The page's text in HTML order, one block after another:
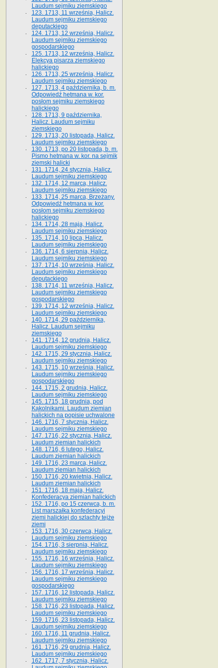
Laudum sejmiku ziemskiego
123. 1713, 11 września, Halicz.
Laudum sejmiku ziemskiego
deputackiego
124. 1713, 12 września, Halicz.
Laudum sejmiku ziemskiego
gospodarskiego
125. 1713, 12 września, Halicz.
Elekcya pisarza ziemskiego
halickiego
126. 1713, 25 września, Halicz.
Laudum sejmiku ziemskiego
127. 1713, 4 października, b. m.
Odpowiedź hetmana w. kor.
posłom sejmiku ziemskiego
halickiego
128. 1713, 9 października,
Halicz. Laudum sejmiku
ziemskiego
129. 1713, 20 listopada, Halicz.
Laudum sejmiku ziemskiego
130. 1713, po 20 listopada, b. m.
Pismo hetmana w. kor. na sejmik
ziemski halicki
131. 1714, 24 stycznia, Halicz.
Laudum sejmiku ziemskiego
132. 1714, 12 marca, Halicz.
Laudum sejmiku ziemskiego
133. 1714, 25 marca, Brzeżany.
Odpowiedź hetmana w. kor.
posłom sejmiku ziemskiego
halickiego
134. 1714, 28 maja, Halicz.
Laudum sejmiku ziemskiego
135. 1714, 10 lipca, Halicz.
Laudum sejmiku ziemskiego
136. 1714, 6 sierpnia, Halicz.
Laudum sejmiku ziemskiego
137. 1714, 10 września, Halicz.
Laudum sejmiku ziemskiego
deputackiego
138. 1714, 11 września, Halicz.
Laudum sejmiku ziemskiego
gospodarskiego
139. 1714, 12 września, Halicz.
Laudum sejmiku ziemskiego
140. 1714, 29 października,
Halicz. Laudum sejmiku
ziemskiego
141. 1714, 12 grudnia, Halicz.
Laudum sejmiku ziemskiego
142. 1715, 29 stycznia, Halicz.
Laudum sejmiku ziemskiego
143. 1715, 10 września, Halicz.
Laudum sejmiku ziemskiego
gospodarskiego
144. 1715, 2 grudnia, Halicz.
Laudum sejmiku ziemskiego
145. 1715, 18 grudnia, pod
Kąkolnikami. Laudum ziemian
halickich na popisie uchwalone
146. 1716, 7 stycznia, Halicz.
Laudum sejmiku ziemskiego
147. 1716, 22 stycznia, Halicz.
Laudum ziemian halickich
148. 1716, 6 lutego, Halicz.
Laudum ziemian halickich
149. 1716, 23 marca, Halicz.
Laudum ziemian halickich
150. 1716, 20 kwietnia, Halicz.
Laudum ziemian halickich
151. 1716, 18 maja, Halicz.
Konfederacya ziemian halickich
152. 1716, po 15 czerwca, b. m.
List marszałka konfederacyi
ziemi halickiej do szlachty tejże
ziemi
153. 1716, 30 czerwca, Halicz.
Laudum sejmiku ziemskiego
154. 1716, 3 sierpnia, Halicz.
Laudum sejmiku ziemskiego
155. 1716, 16 września, Halicz.
Laudum sejmiku ziemskiego
156. 1716, 17 września, Halicz.
Laudum sejmiku ziemskiego
gospodarskiego
157. 1716, 12 listopada, Halicz.
Laudum sejmiku ziemskiego
158. 1716, 23 listopada, Halicz.
Laudum sejmiku ziemskiego
159. 1716, 23 listopada, Halicz.
Laudum sejmiku ziemskiego
160. 1716, 11 grudnia, Halicz.
Laudum sejmiku ziemskiego
161. 1716, 29 grudnia, Halicz.
Laudum sejmiku ziemskiego
162. 1717, 7 stycznia, Halicz.